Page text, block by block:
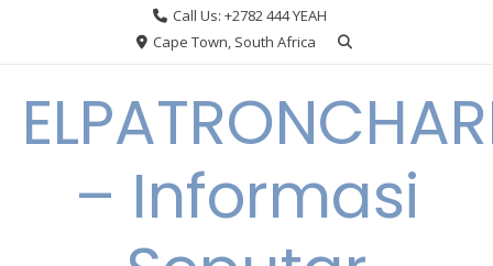
Call Us: +2782 444 YEAH
Cape Town, South Africa
– Informasi